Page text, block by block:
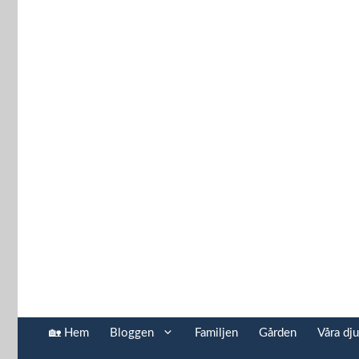
🏡 Hem Bloggen Familjen Gården Våra